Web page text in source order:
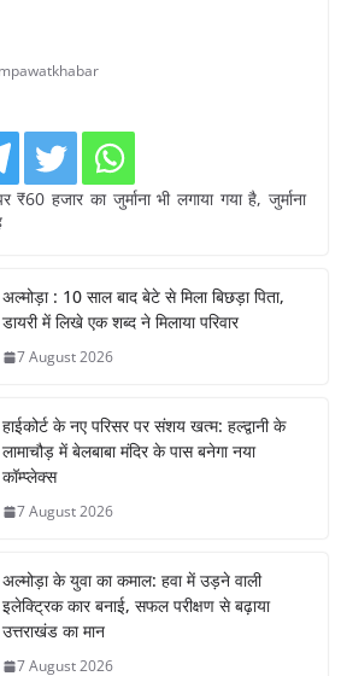
हजार का जुर्माना भी लगाया गया है, जुर्माना
अल्मोड़ा : 10 साल बाद बेटे से मिला बिछड़ा पिता,
डायरी में लिखे एक शब्द ने मिलाया परिवार
7 August 2026
हाईकोर्ट के नए परिसर पर संशय खत्म: हल्द्वानी के
लामाचौड़ में बेलबाबा मंदिर के पास बनेगा नया
कॉम्प्लेक्स
7 August 2026
अल्मोड़ा के युवा का कमाल: हवा में उड़ने वाली
इलेक्ट्रिक कार बनाई, सफल परीक्षण से बढ़ाया
उत्तराखंड का मान
7 August 2026